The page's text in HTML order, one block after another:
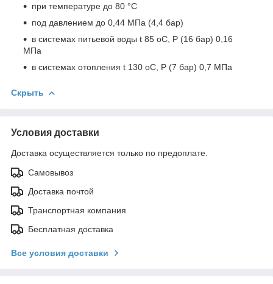
при температуре до 80 °С
под давлением до 0,44 МПа (4,4 бар)
в системах питьевой воды t 85 oC, P (16 бар) 0,16
МПа
в системах отопления t 130 oC, P (7 бар) 0,7 МПа
Скрыть
Условия доставки
Доставка осуществляется только по предоплате.
Самовывоз
Доставка почтой
Транспортная компания
Бесплатная доставка
Все условия доставки